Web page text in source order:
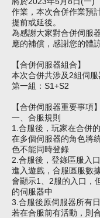
作業，本次合併作業預
提前或延後。
為感謝大家對合併伺服
應的補償，感謝您的體
【合併伺服器組合】
本次合併共涉及2組伺服
第一組：S1+S2
【合併伺服器重要事項】
一、合服規則
1.合服後，玩家在合併
在多個伺服器的角色將
色不能同時登錄
2.合服後， 登錄區服入
進入遊戲，合服區服數
會顯示1、2服的入口，
的伺服器中
3.合服後原伺服器所有
若在合服前有活動，則